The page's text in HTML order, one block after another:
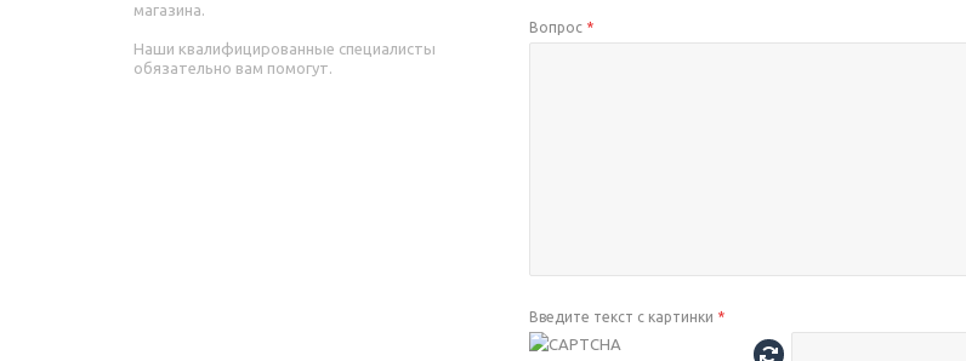
магазина.
Наши квалифицированные специалисты
обязательно вам помогут.
Вопрос *
Введите текст с картинки *